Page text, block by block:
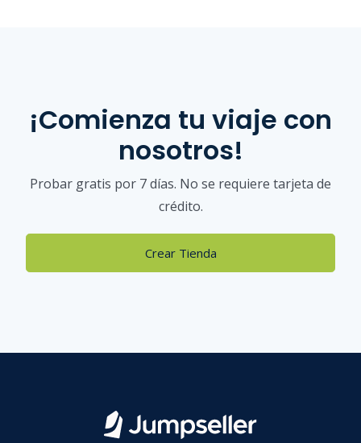
¡Comienza tu viaje con
nosotros!
Probar gratis por 7 días. No se requiere tarjeta de
crédito.
Crear Tienda